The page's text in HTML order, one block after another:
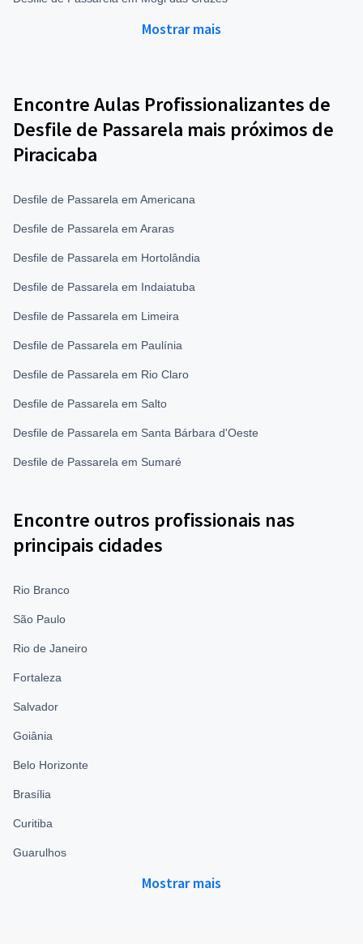
Mostrar mais
Encontre Aulas Profissionalizantes de
Desfile de Passarela mais próximos de
Piracicaba
Desfile de Passarela em Americana
Desfile de Passarela em Araras
Desfile de Passarela em Hortolândia
Desfile de Passarela em Indaiatuba
Desfile de Passarela em Limeira
Desfile de Passarela em Paulínia
Desfile de Passarela em Rio Claro
Desfile de Passarela em Salto
Desfile de Passarela em Santa Bárbara d'Oeste
Desfile de Passarela em Sumaré
Encontre outros profissionais nas
principais cidades
Rio Branco
São Paulo
Rio de Janeiro
Fortaleza
Salvador
Goiânia
Belo Horizonte
Brasília
Curitiba
Guarulhos
Mostrar mais